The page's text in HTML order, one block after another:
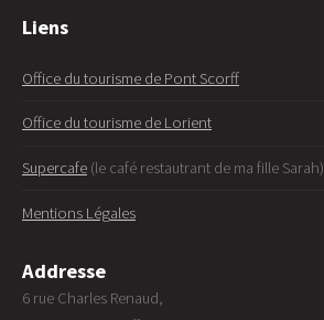
Liens
Office du tourisme de Pont Scorff
Office du tourisme de Lorient
Supercafe (le café restautrant de ma fille Sarah)
Mentions Légales
Addresse
6 rue Charles Renaud,